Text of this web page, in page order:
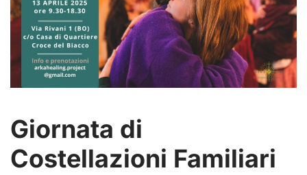
Giornata di
Costellazioni Familiari